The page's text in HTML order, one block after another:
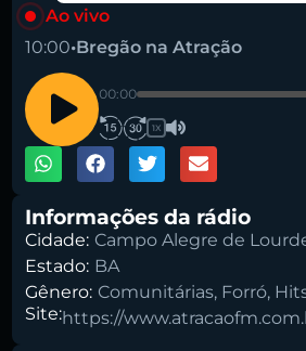
Ao vivo
10:00•Bregão na Atração
00:00
1X
Informações da rádio
Cidade: Campo Alegre de
Estado: BA
Gênero: Comunitárias, Forró,
Site:https://